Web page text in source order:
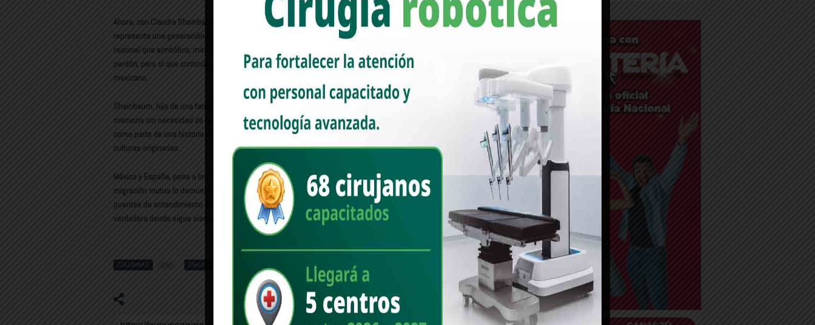
Ahora, con Claudia Sheinbaum en la presidencia, el tono podría cambiar. La mandataria, científica y política,
representa una generación distinta dentro del mismo movimiento. Su mirada sobre la historia tiende a ser más
racional que simbólica, más orientada a los hechos que a los gestos. No se espera que retome la exigencia del
perdón, pero sí que continúe reivindicando la dignidad de los pueblos originarios como una deuda viva del Estado
mexicano.
Sheinbaum, hija de una familia con raíces judías y una trayectoria académica internacional, entiende el peso de la
memoria sin necesidad de la confrontación. Su postura podría ser más conciliadora: reconocer el pasado colonial
como parte de una historia compartida, sin dejar de subrayar la importancia de la justicia histórica y el respeto a las
culturas originarias.
México y España, pese a los desencuentros, siguen profundamente vinculados. La lengua, la cultura, la inversión y la
migración mutua lo demuestran. Tal vez el desafío del nuevo gobierno no sea exigir perdones, sino construir
puentes de entendimiento desde la igualdad y el reconocimiento. Porque más allá de los agravios de la conquista, la
verdadera deuda sigue siendo interna: con los pueblos indígenas que aún esperan justicia en su propia tierra.
COLUMNAS 1293 Claudia Sheinbaum Día de la raza Editorial